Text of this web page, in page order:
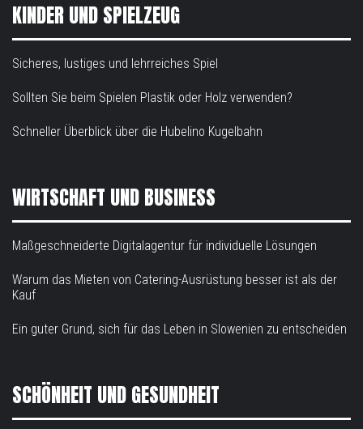
KINDER UND SPIELZEUG
Sicheres, lustiges und lehrreiches Spiel
Sollten Sie beim Spielen Plastik oder Holz verwenden?
Schneller Überblick über die Hubelino Kugelbahn
WIRTSCHAFT UND BUSINESS
Maßgeschneiderte Digitalagentur für individuelle Lösungen
Warum das Mieten von Catering-Ausrüstung besser ist als der
Kauf
Ein guter Grund, sich für das Leben in Slowenien zu entscheiden
SCHÖNHEIT UND GESUNDHEIT